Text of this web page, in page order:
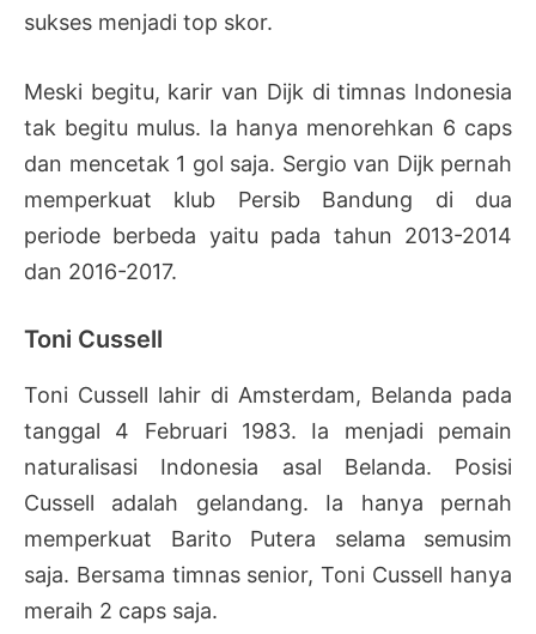
sukses menjadi top skor.
Meski begitu, karir van Dijk di timnas Indonesia
tak begitu mulus. Ia hanya menorehkan 6 caps
dan mencetak 1 gol saja. Sergio van Dijk pernah
memperkuat klub Persib Bandung di dua
periode berbeda yaitu pada tahun 2013-2014
dan 2016-2017.
Toni Cussell
Toni Cussell lahir di Amsterdam, Belanda pada
tanggal 4 Februari 1983. Ia menjadi pemain
naturalisasi Indonesia asal Belanda. Posisi
Cussell adalah gelandang. Ia hanya pernah
memperkuat Barito Putera selama semusim
saja. Bersama timnas senior, Toni Cussell hanya
meraih 2 caps saja.